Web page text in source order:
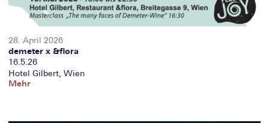
28. April 2026
demeter x &flora
16.5.26
Hotel Gilbert, Wien
Mehr